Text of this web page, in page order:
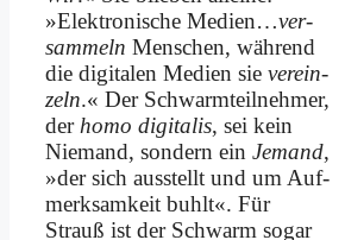
»Elek­tro­ni­sche Me­di­en…ver­
sam­meln Men­schen, wäh­rend
die di­gi­ta­len Me­di­en sie ver­ein­
zeln.« Der Schwarm­teil­neh­mer,
derho­mo di­gi­ta­lis, sei kein
Nie­mand, son­dern ein Je­mand,
»der sich aus­stellt und um Auf­
merk­sam­keit buhlt«. Für
Strauß ist der Schwarm so­gar